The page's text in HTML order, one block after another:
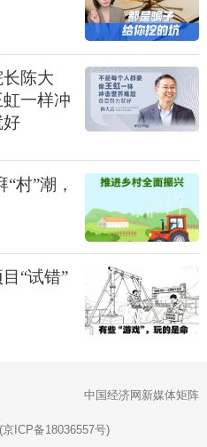
陈大
一样冲
好
村”潮，
“试错”
中国经济网新媒体矩阵
ICP备18036557号)